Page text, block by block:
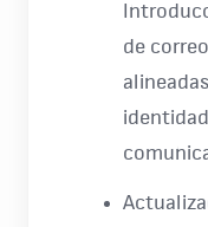
de